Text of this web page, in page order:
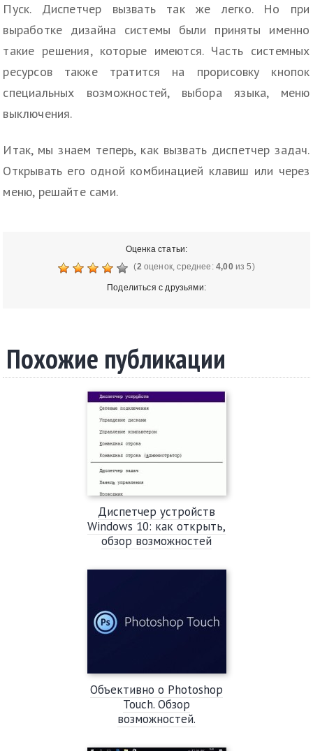
Пуск. Диспетчер вызвать так же легко. Но при
выработке дизайна системы были приняты именно
такие решения, которые имеются. Часть системных
ресурсов также тратится на прорисовку кнопок
специальных возможностей, выбора языка, меню
выключения.
Итак, мы знаем теперь, как вызвать диспетчер задач.
Открывать его одной комбинацией клавиш или через
меню, решайте сами.
Оценка статьи:
(2оценок, среднее: 4,00из 5)
Поделиться с друзьями:
Похожие публикации
Диспетчер устройств
Windows 10: как открыть,
обзор возможностей
Объективно о Photoshop
Touch. Обзор
возможностей.